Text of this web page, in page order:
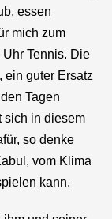
essen
mich zum
Tennis. Die
ein guter Ersatz
Tagen
sich in diesem
so denke
vom Klima
kann.